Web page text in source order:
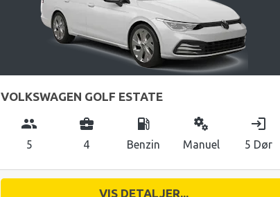
VOLKSWAGEN GOLF ESTATE
group
5
business_center
4
local_gas_station
Benzin
miscellaneous_services
Manuel
login
5 Dør
VIS DETALJER...